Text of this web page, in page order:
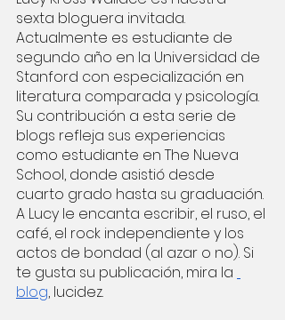
sexta bloguera invitada.
Actualmente es estudiante de
segundo año en la Universidad de
Stanford con especialización en
literatura comparada y psicología.
Su contribución a esta serie de
blogs refleja sus experiencias
como estudiante en The Nueva
School, donde asistió desde
cuarto grado hasta su graduación.
A Lucy le encanta escribir, el ruso, el
café, el rock independiente y los
actos de bondad (al azar o no). Si
te gusta su publicación, mira la
blog, lucidez.